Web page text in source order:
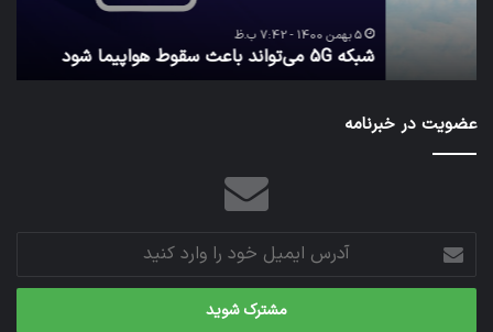
عضویت در خبرنامه
آدرس
ایمیل
خود